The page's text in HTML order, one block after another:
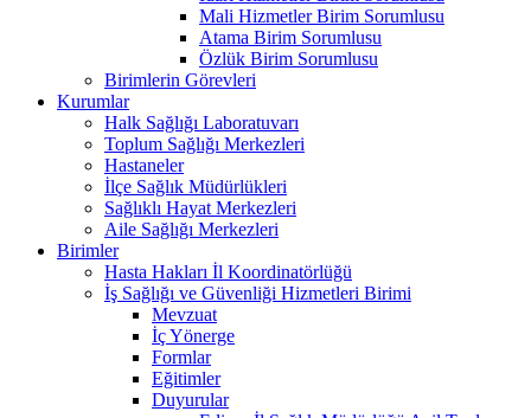
Mali Hizmetler Birim Sorumlusu
Atama Birim Sorumlusu
Özlük Birim Sorumlusu
Birimlerin Görevleri
Kurumlar
Halk Sağlığı Laboratuvarı
Toplum Sağlığı Merkezleri
Hastaneler
İlçe Sağlık Müdürlükleri
Sağlıklı Hayat Merkezleri
Aile Sağlığı Merkezleri
Birimler
Hasta Hakları İl Koordinatörlüğü
İş Sağlığı ve Güvenliği Hizmetleri Birimi
Mevzuat
İç Yönerge
Formlar
Eğitimler
Duyurular